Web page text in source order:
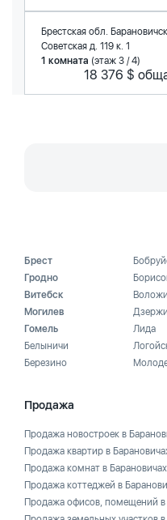
Брестская обл.
Советская д. 119 к. 1
1 комната (этаж 3 / 4)
18 376 $
Брест
Гродно
Витебск
Могилев
Гомель
Белыничи
Березино
Лида
Продажа
Продажа новостроек в
Продажа квартир в
Продажа комнат в Барановичах
Продажа коттеджей в
Продажа офисов, помещений в